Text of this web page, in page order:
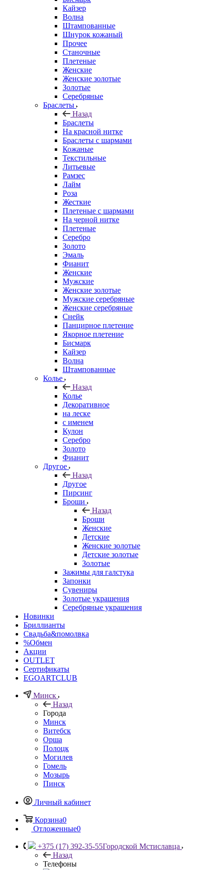
Кайзер
Волна
Штампованные
Шнурок кожаный
Прочее
Станочные
Плетеные
Женские
Женские золотые
Золотые
Серебряные
Браслеты
Назад
Браслеты
На красной нитке
Браслеты с шармами
Кожаные
Текстильные
Литьевые
Рамзес
Лайм
Роза
Жесткие
Плетеные с шармами
На черной нитке
Плетеные
Серебро
Золото
Эмаль
Фианит
Женские
Мужские
Женские золотые
Мужские серебряные
Женские серебряные
Снейк
Панцирное плетение
Якорное плетение
Бисмарк
Кайзер
Волна
Штампованные
Колье
Назад
Колье
Декоративное
на леске
с именем
Кулон
Серебро
Золото
Фианит
Другое
Назад
Другое
Пирсинг
Броши
Назад
Броши
Женские
Детские
Женские золотые
Детские золотые
Золотые
Зажимы для галстука
Запонки
Сувениры
Золотые украшения
Серебряные украшения
Новинки
Бриллианты
Свадьба&помолвка
%Обмен
Акции
OUTLET
Сертификаты
EGOARTCLUB
Минск
Назад
Города
Минск
Витебск
Орша
Полоцк
Могилев
Гомель
Мозырь
Пинск
Личный кабинет
Корзина0
Отложенные0
+375 (17) 392-35-55Городской Мстиславца
Назад
Телефоны